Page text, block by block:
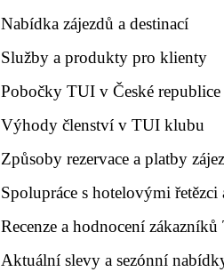
Nabídka zájezdů a destinací
Služby a produkty pro klienty
Pobočky TUI v České republice
Výhody členství v TUI klubu
Způsoby rezervace a platby
Spolupráce s hotelovými
Recenze a hodnocení
Aktuální slevy a sezónní